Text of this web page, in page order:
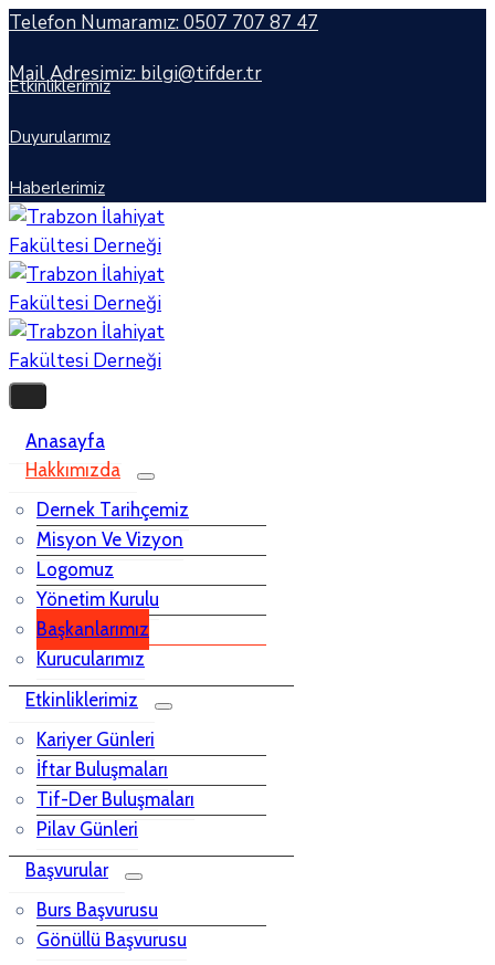
Telefon Numaramız: 0507 707 87 47
Mail Adresimiz: bilgi@tifder.tr
Etkinliklerimiz
Duyurularımız
Haberlerimiz
Anasayfa
Hakkımızda
Dernek Tarihçemiz
Misyon Ve Vizyon
Logomuz
Yönetim Kurulu
Başkanlarımız
Kurucularımız
Etkinliklerimiz
Kariyer Günleri
İftar Buluşmaları
Tif-Der Buluşmaları
Pilav Günleri
Başvurular
Burs Başvurusu
Gönüllü Başvurusu